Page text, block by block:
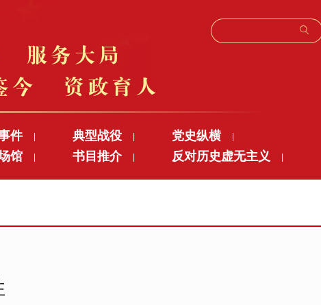
件 典型战役 党史纵横
馆 书目推介 反对历史虚无主义